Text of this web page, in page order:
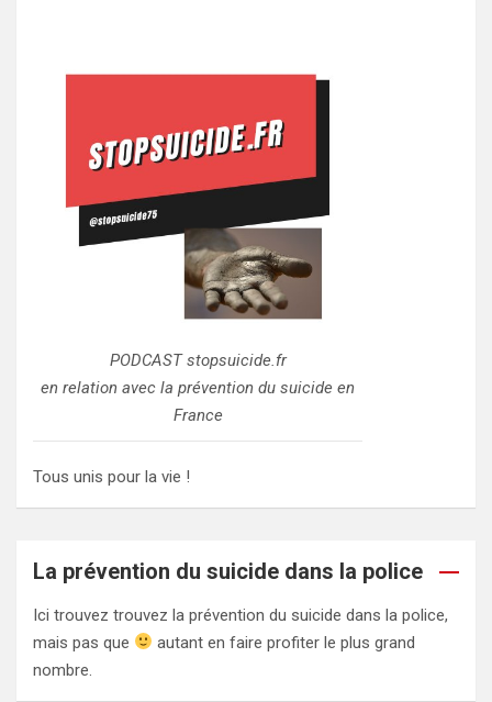
PODCAST stopsuicide.fr
en relation avec la prévention du suicide en
France
Tous unis pour la vie !
La prévention du suicide dans la police
Ici trouvez trouvez la prévention du suicide dans la police,
mais pas que
autant en faire profiter le plus grand
nombre.